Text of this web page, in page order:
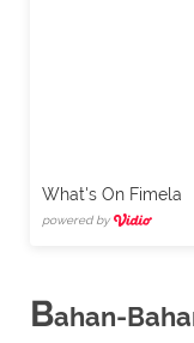
What's On Fimela
powered by
Bahan-